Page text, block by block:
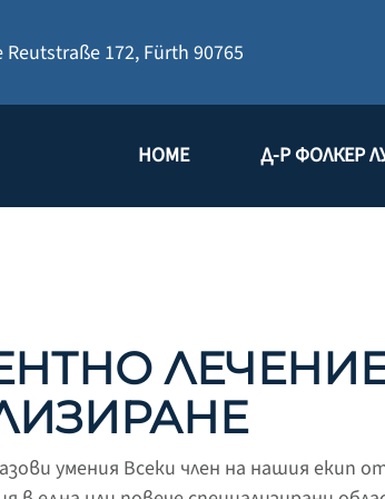
Reutstraße 172, Fürth 90765
HOME Д-Р ФОЛКЕР
умения Всеки член на нашия екип